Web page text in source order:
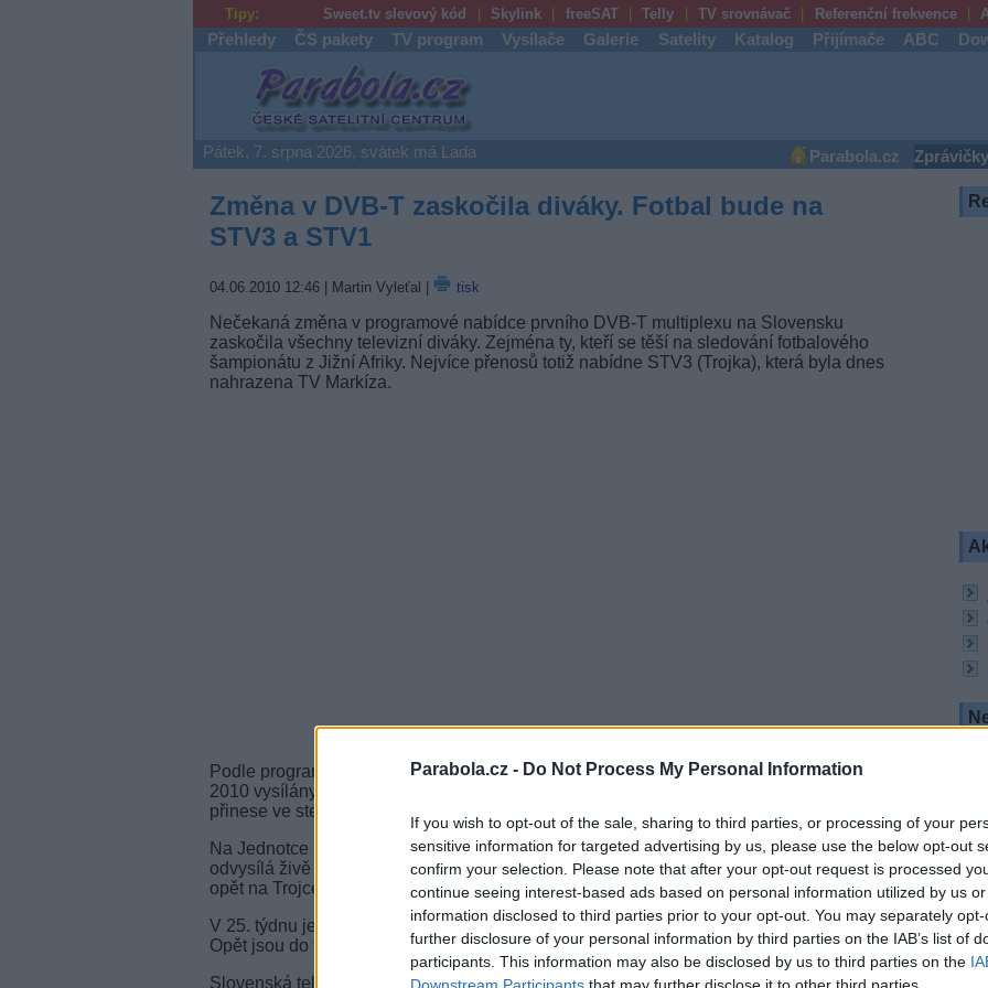
Parabola.cz - Do Not Process My Personal Information
If you wish to opt-out of the sale, sharing to third parties, or processing of your
sensitive information for targeted advertising by us, please use the below opt-out
confirm your selection. Please note that after your opt-out request is processed
continue seeing interest-based ads based on personal information utilized by us
information disclosed to third parties prior to your opt-out. You may separately
further disclosure of your personal information by third parties on the IAB’s list of
participants. This information may also be disclosed by us to third parties on the
Downstream Participants that may further disclose it to other third parties.
Tipy: Sweet.tv slevový kód Skylink freeSAT Telly TV srovnávač Referenční frekvence
Přehledy ČS pakety TV program Vysílače Galerie Satelity Katalog Přijímače ABC
Parabola.cz
Pátek, 7. srpna 2026, svátek má Lada Parabola.cz Zprávičky
Změna v DVB-T zaskočila diváky. Fotbal bude na
STV3 a STV1
04.06.2010 12:46| Martin Vyleťal | tisk
Nečekaná změna v programové nabídce prvního DVB-Tmultiplexu na Slovensku
zaskočila všechny televizní diváky. Zejména ty, kteří se těší na sledování fotbalového
šampionátu z Jižní Afriky. Nejvíce přenosů totiž nabídne STV3 (Trojka), která byla dnes
nahrazena TV Markíza.
Podle programových plánů budou ve 23. týdnu pouze dva přenosy z MS ve fotbale
2010 vysílány na Jednotce (STV1), dalších 20 přímých přenosů, záznamů a repríz
přinese ve stejném týdnu Trojka (STV3).
Na Jednotce zůstane minimum fotbalových přenosů i v dalším týdnu. Ve 24. týdnu
odvysílá živě jen 8 zápasů. Dalších 70 přímých přenosů, záznamů a opakování bude
opět na Trojce.
V 25. týdnu je na STV1 naplánováno 11 utkání z MS ve fotbale. Trojka jich přinese 64.
Opět jsou do tohoto čísla započteny přímé přenosy, záznamy a reprízy utkání.
Slovenská televize (STV) se v poslední době snaží koncentrovat atraktivní sportovní